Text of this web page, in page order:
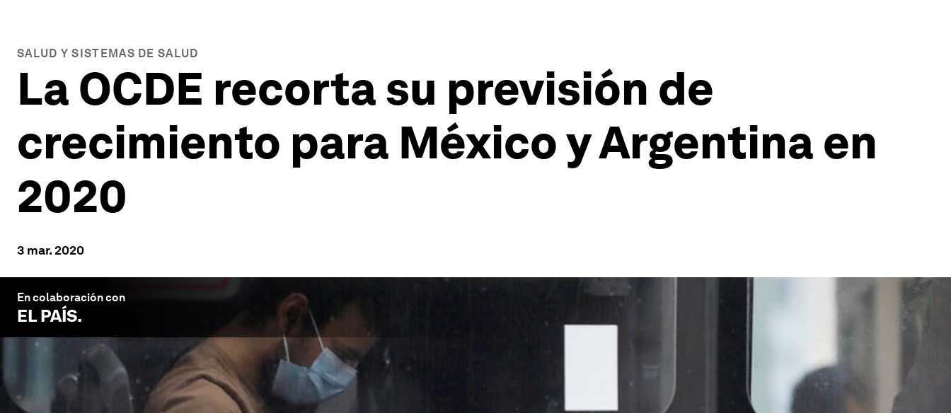
SALUD Y SISTEMAS DE SALUD
La OCDE recorta su previsión de
crecimiento para México y Argentina en
2020
3 mar. 2020
En colaboración con
EL PAÍS.